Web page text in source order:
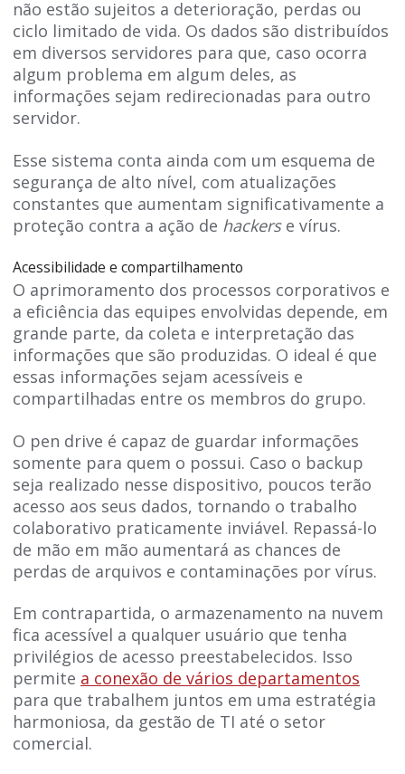
não estão sujeitos a deterioração, perdas ou
ciclo limitado de vida. Os dados são distribuídos
em diversos servidores para que, caso ocorra
algum problema em algum deles, as
informações sejam redirecionadas para outro
servidor.
Esse sistema conta ainda com um esquema de
segurança de alto nível, com atualizações
constantes que aumentam significativamente a
proteção contra a ação de hackers e vírus.
Acessibilidade e compartilhamento
O aprimoramento dos processos corporativos e
a eficiência das equipes envolvidas depende, em
grande parte, da coleta e interpretação das
informações que são produzidas. O ideal é que
essas informações sejam acessíveis e
compartilhadas entre os membros do grupo.
O pen drive é capaz de guardar informações
somente para quem o possui. Caso o backup
seja realizado nesse dispositivo, poucos terão
acesso aos seus dados, tornando o trabalho
colaborativo praticamente inviável. Repassá-lo
de mão em mão aumentará as chances de
perdas de arquivos e contaminações por vírus.
Em contrapartida, o armazenamento na nuvem
fica acessível a qualquer usuário que tenha
privilégios de acesso preestabelecidos. Isso
permite a conexão de vários departamentos
para que trabalhem juntos em uma estratégia
harmoniosa, da gestão de TI até o setor
comercial.